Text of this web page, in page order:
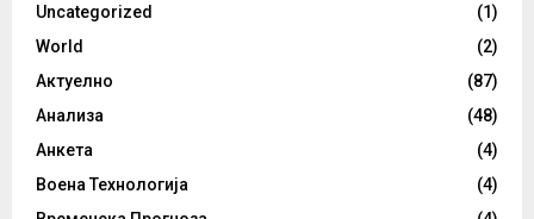
Uncategorized
(1)
World
(2)
Актуелно
(87)
Анализа
(48)
Анкета
(4)
Воена Технологија
(4)